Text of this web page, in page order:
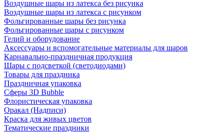
Воздушные шары из латекса без рисунка
Воздушные шары из латекса с рисунком
Фольгированные шары без рисунка
Фольгированные шары с рисунком
Гелий и оборудование
Аксессуары и вспомогательные материалы для шаров
Карнавально-праздничная продукция
Шары с подсветкой (светодиодами)
Товары для праздника
Праздничная упаковка
Сферы 3D Bubble
Флористическая упаковка
Оракал (Надписи)
Краска для живых цветов
Тематические праздники